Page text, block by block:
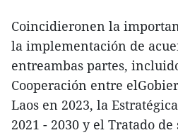
Coincidieronen la
la implementación de
entreambas partes,
Cooperación entre
Laos en 2023, la
2021 - 2030 y el Tratado